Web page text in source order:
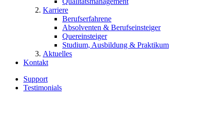
Karriere
Berufserfahrene
Absolventen & Berufseinsteiger
Quereinsteiger
Studium, Ausbildung & Praktikum
Aktuelles
Kontakt
Support
Testimonials